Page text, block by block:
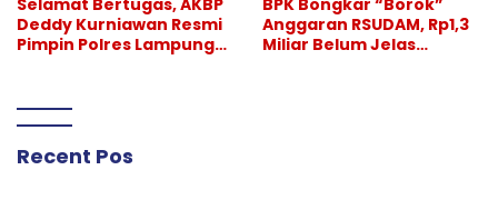
Selamat Bertugas, AKBP
Deddy Kurniawan Resmi
Pimpin Polres Lampung
BPK Bongkar “Borok”
Anggaran RSUDAM, Rp1,3
Miliar Belum Jelas
Recent Pos